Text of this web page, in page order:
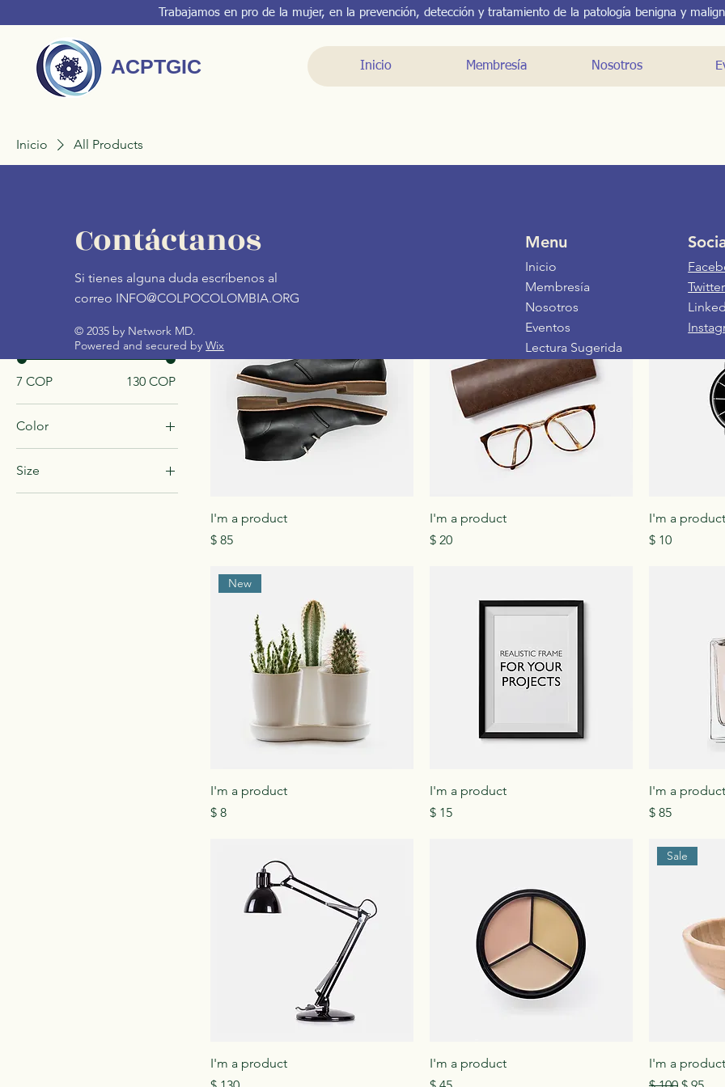
Trabajamos en pro de la mujer, en la prevención, detección y tratamiento de la patología benigna y
ACPTGIC Inicio Membresía Nosotros
Inicio All Products
Todos los productos
Filtrar por
7 COP 130 COP
Color
Size
I'm a product
Precio
$ 85
I'm a product
Precio
$ 20
Best Seller
I'm a product
Precio
$ 10
New
I'm a product
Precio
$ 8
I'm a product
Precio
$ 15
I'm a product
Precio
$ 85
I'm a product
I'm a product
Sale
I'm a product
Contáctanos
Si tienes alguna duda escríbenos al
correo INFO@COLPOCOLOMBIA.ORG
© 2035 by Network MD.
Powered and secured byWix
Menu
Inicio
Membresía
Nosotros
Eventos
Lectura Sugerida
Twitter